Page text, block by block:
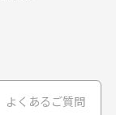
よくあるご質問